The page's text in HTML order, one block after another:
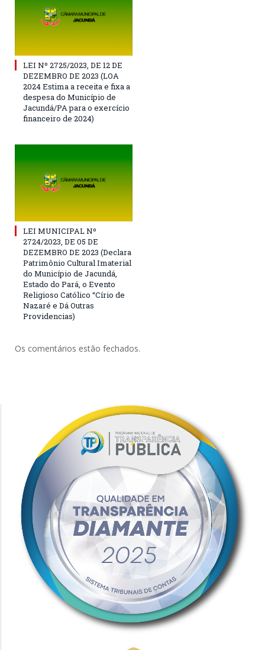
LEI Nº 2725/2023, DE 12 DE
DEZEMBRO DE 2023 (LOA
2024 Estima a receita e fixa a
despesa do Município de
Jacundá/PA para o exercício
financeiro de 2024)
LEI MUNICIPAL Nº
2724/2023, DE 05 DE
DEZEMBRO DE 2023 (Declara
Patrimônio Cultural Imaterial
do Município de Jacundá,
Estado do Pará, o Evento
Religioso Católico “Círio de
Nazaré e Dá Outras
Providencias)
Os comentários estão fechados.